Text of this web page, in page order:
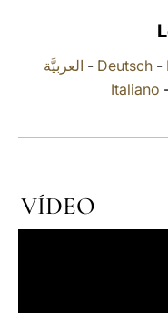
العربيَّة - Deutsch-
Italiano
VÍDEO